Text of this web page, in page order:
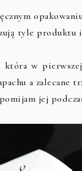
tyle produktu
która w
a
jej